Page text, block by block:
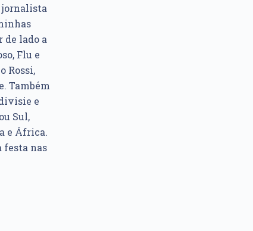
jornalista
de lado a
Flu e
Rossi,
Também
e
Sul,
e África.
festa nas